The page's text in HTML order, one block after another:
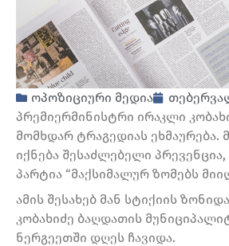
ოპოზიციური მედია
პრემიერმინისტრი ირაკლი
მომხდარ ტრაგედიას ეხმაურება.
იქნება შესაძლებელი
პარტია “მაქსიმალურ ზომებს
ამის შესახებ მან სტიქიის
კობახიძე ბაღდათის
ნერგეეთში დღეს ჩავიდა.